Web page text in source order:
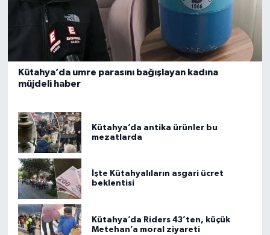
Kütahya’da umre parasını bağışlayan kadına
müjdeli haber
Kütahya’da antika ürünler bu
mezatlarda
İşte Kütahyalıların asgari ücret
beklentisi
Kütahya’da Riders 43’ten, küçük
Metehan’a moral ziyareti